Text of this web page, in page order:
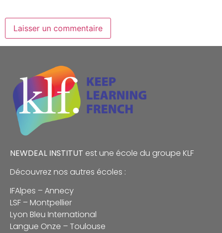
NEWDEAL INSTITUT est une école du groupe KLF
Découvrez nos autres écoles :
IFAlpes – Annecy
LSF – Montpellier
Lyon Bleu International
Langue Onze – Toulouse